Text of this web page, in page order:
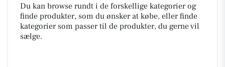
Du kan browse rundt i de forskellige kategorier og
finde produkter, som du ønsker at købe, eller finde
kategorier som passer til de produkter, du gerne vil
sælge.